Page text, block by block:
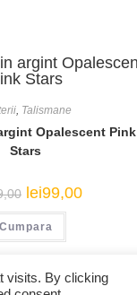
, Talismane
Opalescent Pink
Stars
Prețul
inițial
a
fost:
lei169,00.
lei99,00Prețul
Cumpara
visits. By clicking